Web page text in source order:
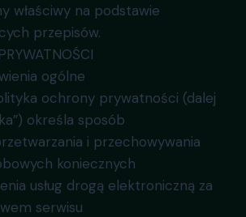
właściwy na podstawie
przepisów.
ogólne
ochrony prywatności (dalej
określa sposób
i przechowywania
koniecznych
usług drogą elektroniczną za
serwisu